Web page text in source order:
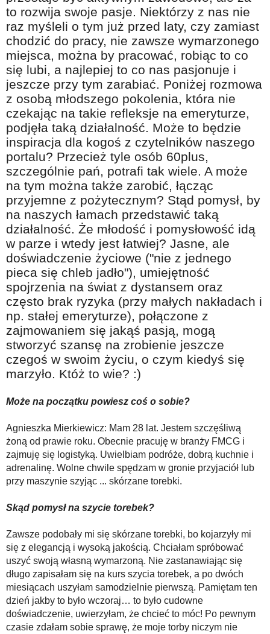
to rozwija swoje pasje. Niektórzy z nas nie
raz myśleli o tym już przed laty, czy zamiast
chodzić do pracy, nie zawsze wymarzonego
miejsca, można by pracować, robiąc to co
się lubi, a najlepiej to co nas pasjonuje i
jeszcze przy tym zarabiać. Poniżej rozmowa
z osobą młodszego pokolenia, która nie
czekając na takie refleksje na emeryturze,
podjęła taką działalność. Może to będzie
inspiracja dla kogoś z czytelników naszego
portalu? Przecież tyle osób 60plus,
szczególnie pań, potrafi tak wiele. A może
na tym można także zarobić, łącząc
przyjemne z pożytecznym? Stąd pomysł, by
na naszych łamach przedstawić taką
działalność. Że młodość i pomysłowość idą
w parze i wtedy jest łatwiej? Jasne, ale
doświadczenie życiowe ("nie z jednego
pieca się chleb jadło"), umiejętność
spojrzenia na świat z dystansem oraz
często brak ryzyka (przy małych nakładach i
np. stałej emeryturze), połączone z
zajmowaniem się jakąś pasją, mogą
stworzyć szansę na zrobienie jeszcze
czegoś w swoim życiu, o czym kiedyś się
marzyło. Któż to wie? :)
Może na początku powiesz coś o sobie?
Agnieszka Mierkiewicz: Mam 28 lat. Jestem szczęśliwą
żoną od prawie roku. Obecnie pracuję w branży FMCG i
zajmuję się logistyką. Uwielbiam podróże, dobrą kuchnie i
adrenalinę. Wolne chwile spędzam w gronie przyjaciół lub
przy maszynie szyjąc ... skórzane torebki.
Skąd pomysł na szycie torebek?
Zawsze podobały mi się skórzane torebki, bo kojarzyły mi
się z elegancją i wysoką jakością. Chciałam spróbować
uszyć swoją własną wymarzoną. Nie zastanawiając się
długo zapisałam się na kurs szycia torebek, a po dwóch
miesiącach uszyłam samodzielnie pierwszą. Pamiętam ten
dzień jakby to było wczoraj… to było cudowne
doświadczenie, uwierzyłam, że chcieć to móc! Po pewnym
czasie zdałam sobie sprawę, że moje torby niczym nie